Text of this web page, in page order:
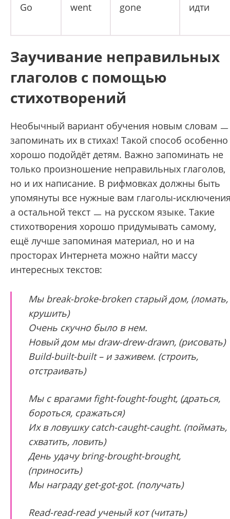
Go went gone идти
Заучивание неправильных
глаголов с помощью
стихотворений
Необычный вариант обучения новым словам ㅡ
запоминать их в стихах! Такой способ особенно
хорошо подойдёт детям. Важно запоминать не
только произношение неправильных глаголов,
но и их написание. В рифмовках должны быть
упомянуты все нужные вам глаголы-
а остальной текст ㅡ на русском языке. Такие
стихотворения хорошо придумывать самому,
ещё лучше запоминая материал, но и на
просторах Интернета можно найти массу
интересных текстов:
Мы break-broke-broken старый дом, (ломать,
крушить)
Очень скучно было в нем.
Новый дом мы draw-drew-drawn, (рисовать)
Build-built-built – и заживем. (строить,
отстраивать)
Мы с врагами fight-fought-fought, (драться,
бороться, сражаться)
Их в ловушку catch-caught-caught. (поймать,
схватить, ловить)
День удачу bring-brought-brought,
(приносить)
Мы награду get-got-got. (получать)
Read-read-read ученый кот (читать)